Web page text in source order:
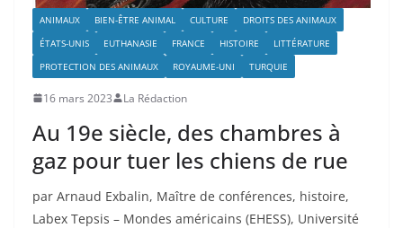
ANIMAUX BIEN-ÊTRE ANIMAL CULTURE
DROITS DES ANIMAUX
ÉTATS-UNIS
EUTHANASIE FRANCE HISTOIRE
LITTÉRATURE
PROTECTION DES ANIMAUX
ROYAUME-UNI TURQUIE
16 mars 2023 La Rédaction
Au 19e siècle, des chambres à
gaz pour tuer les chiens de rue
par Arnaud Exbalin, Maître de conférences, histoire,
Labex Tepsis – Mondes américains (EHESS), Université